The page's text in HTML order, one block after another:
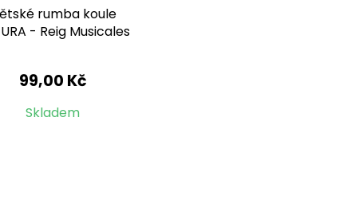
rumba koule
- Reig Musicales
99,00 Kč
Skladem